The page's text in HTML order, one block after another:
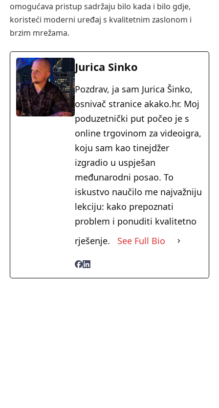
omogućava pristup sadržaju bilo kada i bilo gdje,
koristeći moderni uređaj s kvalitetnim zaslonom i
brzim mrežama.
Jurica Sinko
Pozdrav, ja sam Jurica Šinko,
osnivač stranice akako.hr. Moj
poduzetnički put počeo je s
online trgovinom za videoigra,
koju sam kao tinejdžer
izgradio u uspješan
međunarodni posao. To
iskustvo naučilo me najvažniju
lekciju: kako prepoznati
problem i ponuditi kvalitetno
rješenje.
See Full Bio